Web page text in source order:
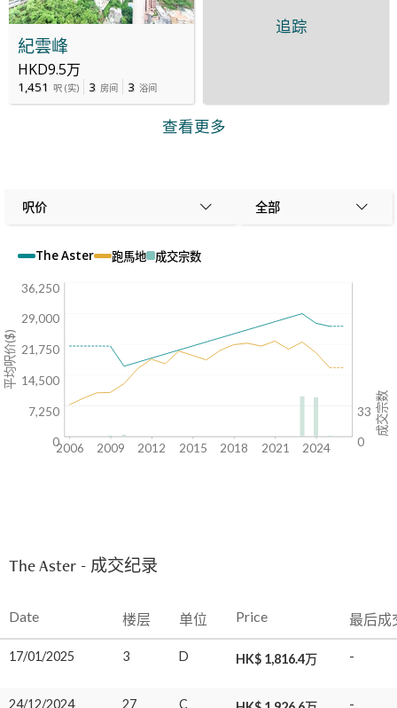
紀雲峰
HKD9.5万
1,451 呎 (实) 3 房间 3 浴间
追踪
查看更多
呎价 全部
The Aster 跑馬地 成交宗数
33
0
2006 2009 2012 2015 2018 2021 2024
成交宗数
36,250
29,000
21,750
14,500
7,250
0
平均呎价($)
The Aster - 成交纪录
Date 楼层 单位 Price 最后成
17/01/2025 3 D HK$ 1,816.4万 -
24/12/2024 27 C -